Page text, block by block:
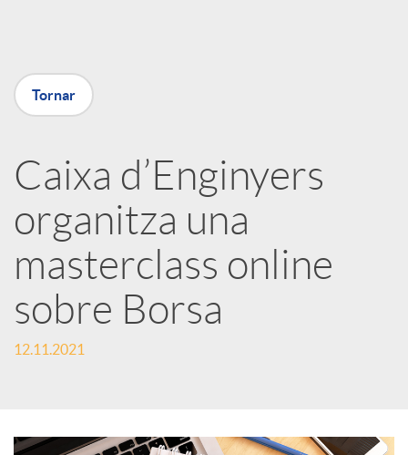
X
r
x
e
s
S
Tornar
Caixa d’Enginyers
organitza una
masterclass online
sobre Borsa
12.11.2021